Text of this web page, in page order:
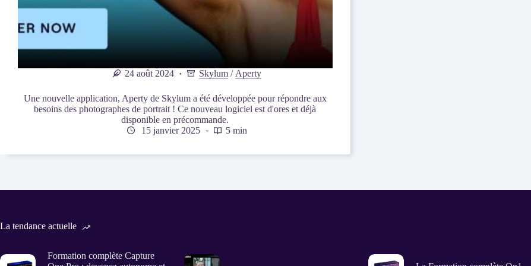
24 août 2024 Skylum/ Aperty
Une nouvelle application, Aperty de Skylum a été développée pour répondre aux
besoins des photographes de portrait ! Ce nouveau logiciel est d'ores et déjà
disponible en précommande.
15 janvier 2025
5 min
La tendance actuelle
Formation complète Capture